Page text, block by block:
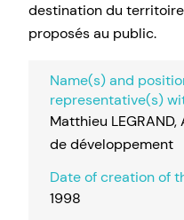
destination du
proposés au public.
Name(s) and
representative(s)
Matthieu
de développement
Date of creation of
1998